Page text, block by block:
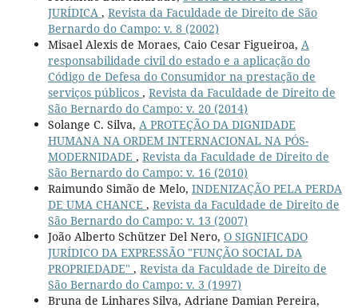
JURÍDICA , Revista da Faculdade de Direito de São
Bernardo do Campo: v. 8 (2002)
Misael Alexis de Moraes, Caio Cesar Figueiroa, A
responsabilidade civil do estado e a aplicação do
Código de Defesa do Consumidor na prestação de
serviços públicos , Revista da Faculdade de Direito de
São Bernardo do Campo: v. 20 (2014)
Solange C. Silva, A PROTEÇÃO DA DIGNIDADE
HUMANA NA ORDEM INTERNACIONAL NA PÓS-
MODERNIDADE , Revista da Faculdade de Direito de
São Bernardo do Campo: v. 16 (2010)
Raimundo Simão de Melo, INDENIZAÇÃO PELA PERDA
DE UMA CHANCE , Revista da Faculdade de Direito de
São Bernardo do Campo: v. 13 (2007)
João Alberto Schützer Del Nero, O SIGNIFICADO
JURÍDICO DA EXPRESSÃO "FUNÇÃO SOCIAL DA
PROPRIEDADE" , Revista da Faculdade de Direito de
São Bernardo do Campo: v. 3 (1997)
Bruna de Linhares Silva, Adriane Damian Pereira,